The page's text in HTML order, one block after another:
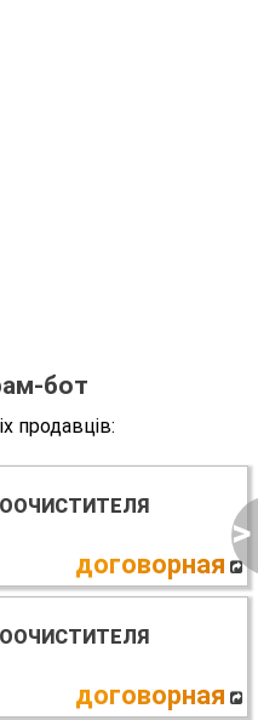
>
бот
продавців:
договорная
договорная